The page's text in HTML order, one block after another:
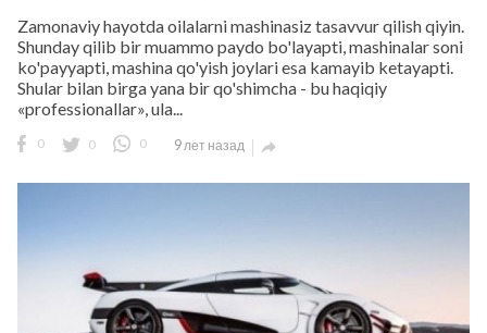
Zamonaviy hayotda oilalarni mashinasiz tasavvur qilish qiyin.
Shunday qilib bir muammo paydo bo'layapti, mashinalar soni
ko'payyapti, mashina qo'yish joylari esa kamayib ketayapti.
Shular bilan birga yana bir qo'shimcha - bu haqiqiy
«professionallar», ula...
0 0 0 9 лет назад 